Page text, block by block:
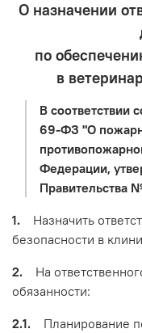
О назначении
по
в
В соответствии
69-ФЗ "О
Федерации,
Правительства
1. Назначить
безопасности в
2. На
обязанности:
2.1. Планирование